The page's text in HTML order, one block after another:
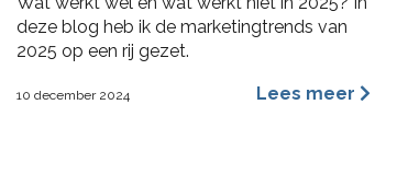
deze blog heb ik de marketingtrends van
2025 op een rij gezet.
10 december 2024 Lees meer